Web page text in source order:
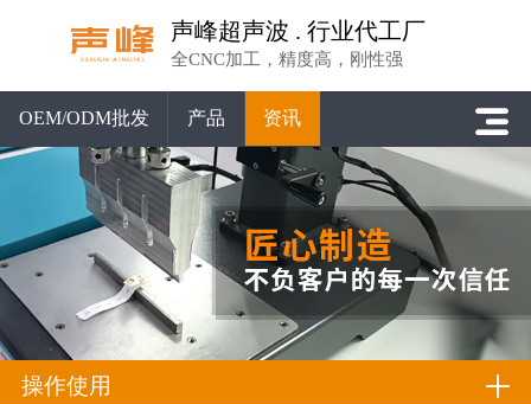
声峰超声波 . 行业代工厂
全CNC加工，精度高，刚性强
OEM/ODM批发 产品 资讯
操作使用